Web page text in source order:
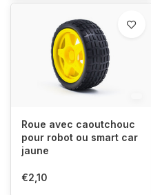
Roue avec caoutchouc
pour robot ou smart car
jaune
€2,10